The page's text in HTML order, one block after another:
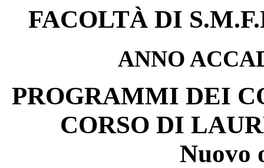
FACOLTÀ DI
ANNO
PROGRAMMI DEI
CORSO DI
Nuovo